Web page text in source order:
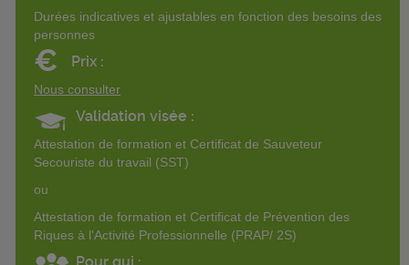
Durées indicatives et ajustables en fonction des besoins des
personnes
€ Prix :
Nous consulter
Validation visée :
Attestation de formation et Certificat de Sauveteur
Secouriste du travail (SST)
ou
Attestation de formation et Certificat de Prévention des
Riques à l'Activité Professionnelle (PRAP/ 2S)